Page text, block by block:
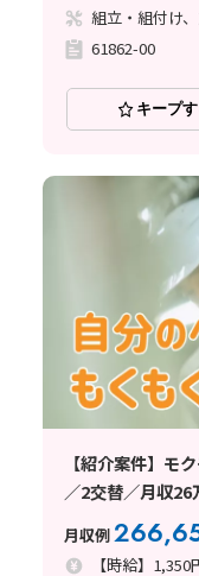
61862-00
キープ
【紹介案件】モ
／2交替／月収26
月収例
【時給】1,350